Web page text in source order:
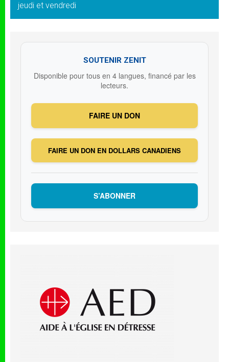
jeudi et vendredi
SOUTENIR ZENIT
Disponible pour tous en 4 langues, financé par les
lecteurs.
FAIRE UN DON
FAIRE UN DON EN DOLLARS CANADIENS
S’ABONNER